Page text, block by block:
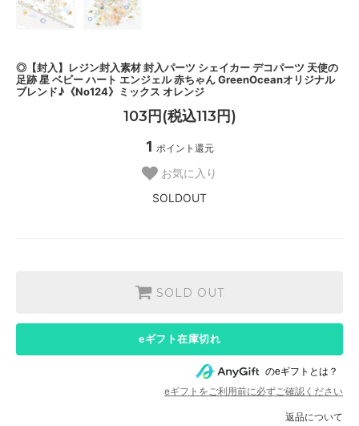
◎【封入】レジン封入素材 封入パーツ シェイカー デコパーツ 天使の
足跡 星 ベビー ハート エンジェル 赤ちゃん GreenOceanオリジナル
ブレンド♪《No124》ミックス オレンジ
103円(税込113円)
1 ポイント還元
お気に入り
SOLDOUT
SOLD OUT
eギフト在庫切れ
のeギフトとは？
eギフトをご利用前に必ずご確認ください
返品について